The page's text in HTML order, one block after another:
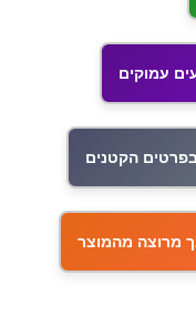
עמוקים
הקטנים
מרוצה מהמוצר